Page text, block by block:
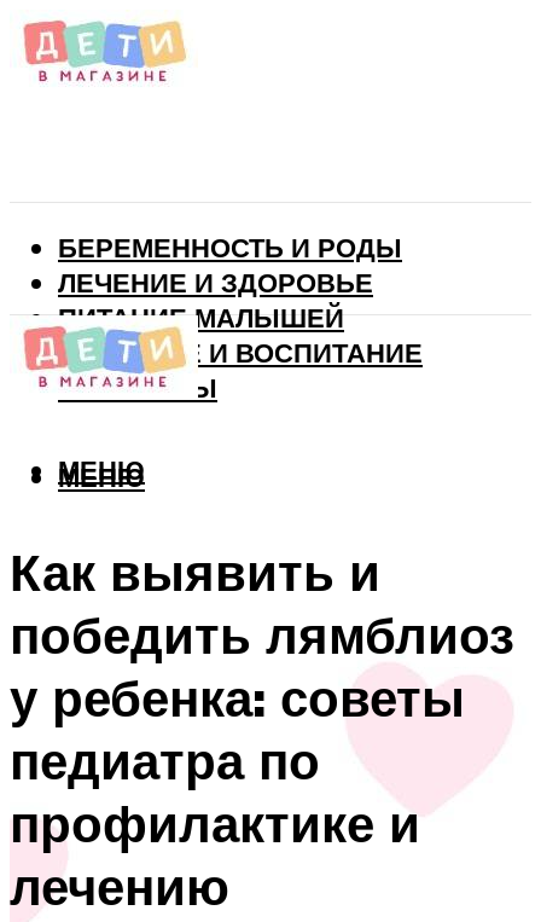
БЕРЕМЕННОСТЬ И РОДЫ
ЛЕЧЕНИЕ И ЗДОРОВЬЕ
ПИТАНИЕ МАЛЫШЕЙ
РАЗВИТИЕ И ВОСПИТАНИЕ
ВИТАМИНЫ
МЕНЮ
МЕНЮ
Как выявить и
победить лямблиоз
у ребенка: советы
педиатра по
профилактике и
лечению